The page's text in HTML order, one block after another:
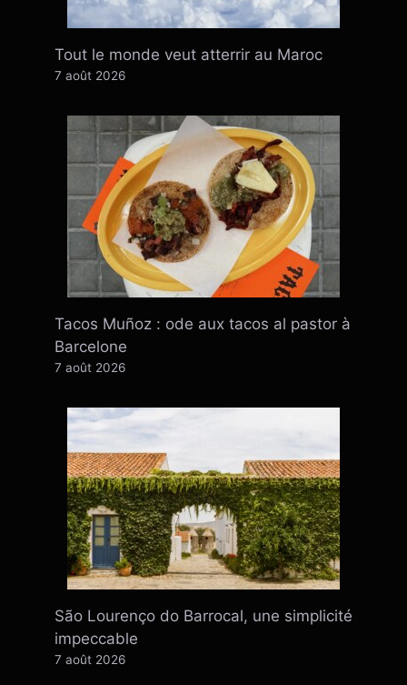
Tout le monde veut atterrir au Maroc
7 août 2026
Tacos Muñoz : ode aux tacos al pastor à
Barcelone
7 août 2026
São Lourenço do Barrocal, une simplicité
impeccable
7 août 2026